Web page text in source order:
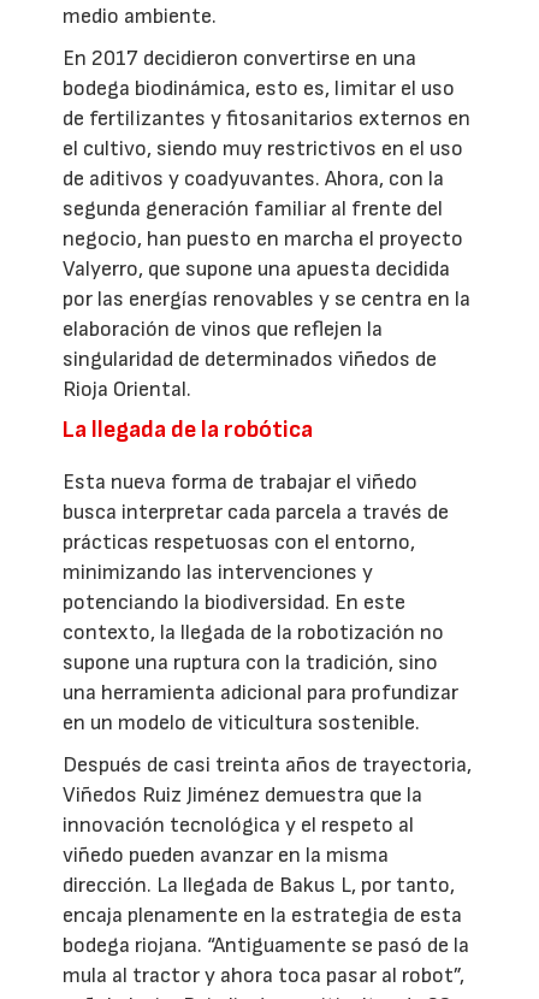
medio ambiente.
En 2017 decidieron convertirse en una
bodega biodinámica, esto es, limitar el uso
de fertilizantes y fitosanitarios externos en
el cultivo, siendo muy restrictivos en el uso
de aditivos y coadyuvantes. Ahora, con la
segunda generación familiar al frente del
negocio, han puesto en marcha el proyecto
Valyerro, que supone una apuesta decidida
por las energías renovables y se centra en la
elaboración de vinos que reflejen la
singularidad de determinados viñedos de
Rioja Oriental.
La llegada de la robótica
Esta nueva forma de trabajar el viñedo
busca interpretar cada parcela a través de
prácticas respetuosas con el entorno,
minimizando las intervenciones y
potenciando la biodiversidad. En este
contexto, la llegada de la robotización no
supone una ruptura con la tradición, sino
una herramienta adicional para profundizar
en un modelo de viticultura sostenible.
Después de casi treinta años de trayectoria,
Viñedos Ruiz Jiménez demuestra que la
innovación tecnológica y el respeto al
viñedo pueden avanzar en la misma
dirección. La llegada de Bakus L, por tanto,
encaja plenamente en la estrategia de esta
bodega riojana. “Antiguamente se pasó de la
mula al tractor y ahora toca pasar al robot”,